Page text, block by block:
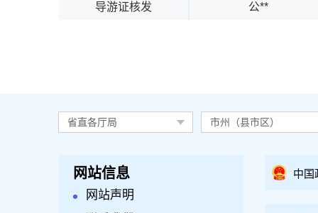
导游证核发 公**
省直各厅局 市州（县市区）
网站信息
网站声明
中国